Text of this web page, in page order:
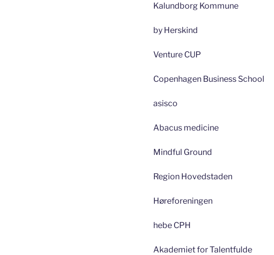
Kalundborg Kommune
by Herskind
Venture CUP
Copenhagen Business School
asisco
Abacus medicine
Mindful Ground
Region Hovedstaden
Høreforeningen
hebe CPH
Akademiet for Talentfulde